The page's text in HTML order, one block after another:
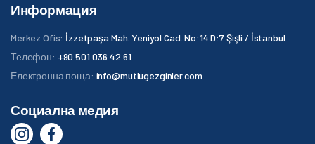
Информация
Merkez Ofis: İzzetpaşa Mah. Yeniyol Cad. No:14 D:7 Şişli / İstanbul
Телефон: +90 501 036 42 61
Електронна поща: info@mutlugezginler.com
Социална медия